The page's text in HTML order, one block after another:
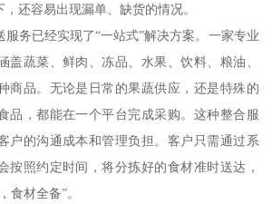
还容易出现漏单、缺货的情况。
务已经实现了“一站式”解决方案。一家专业
盖蔬菜、鲜肉、冻品、水果、饮料、粮油、
商品。无论是日常的果蔬供应，还是特殊的
品，都能在一个平台完成采购。这种整合服
户的沟通成本和管理负担。客户只需通过系
按照约定时间，将分拣好的食材准时送达，
食材全备”。